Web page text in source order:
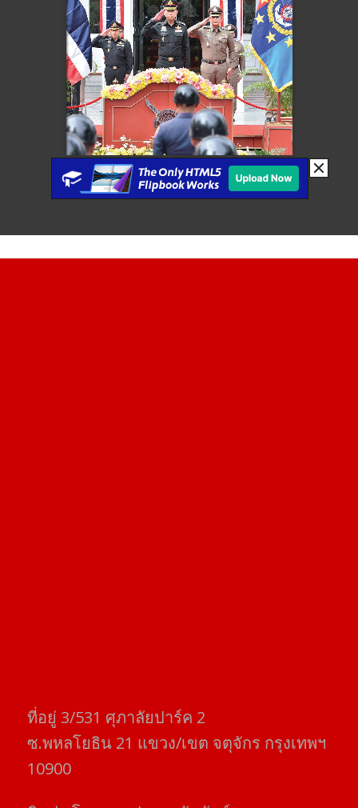
ที่อยู่​ 3/531​ ศุภาลัยปาร์ค​ 2
ซ.พหลโยธิน​ 21​ แขวง/เขต​ จตุจักร​ กรุงเทพฯ
10900